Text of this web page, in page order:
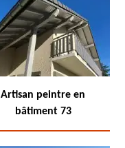
Artisan peintre en
bâtiment 73